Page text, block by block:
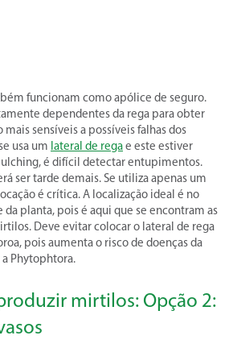
funcionam como apólice de seguro.
dependentes da rega para obter
sensíveis a possíveis falhas dos
usa um lateral de regae este estiver
é difícil detectar entupimentos.
ser tarde demais. Se utiliza apenas um
é crítica. A localização ideal é no
da planta, pois é aqui que se encontram as
Deve evitar colocar o lateral de rega
pois aumenta o risco de doenças da
Phytophtora.
mirtilos: Opção 2: